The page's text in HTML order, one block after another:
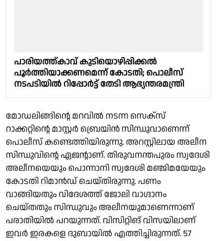
പാരിയത്ത്കാവ് കുടിയൊഴിപ്പിക്കൽ
പൂർത്തിയാക്കണമെന്ന് കോടതി; പൊലീസ്
നടപടിയിൽ റിപ്പോർട്ട് തേടി ആഭ്യന്തരമന്ത്രി
മോഡലിങ്ങിൻ്റെ മറവിൽ നടന്ന സെക്സ്
റാക്കറ്റിൻ്റെ മാസ്റ്റർ ബ്രെയിൻ സിന്ധുവാണെന്ന്
പൊലീസ് കണ്ടെത്തിയിരുന്നു. അറസ്റ്റിലായ അലീന
സിന്ധുവിന്റെ ഏജൻ്റാണ്. തിരുവനന്തപുരം സ്വദേശി
അലീനയെയും പൊന്നാനി സ്വദേശി മഞ്ജിമയേയും
കോടതി റിമാൻഡ് ചെയ്തിരുന്നു. പണം
വാങ്ങിയതും വിദേശത്ത് ജോലി വാഗ്ദാനം
ചെയ്തതും സിന്ധുവും അലീനയുമാണെന്നാണ്
പരാതിയില്‍ പറയുന്നത്. വിസിറ്റിങ് വിസയിലാണ്
ഇവർ ഇരകളെ ദുബായിൽ എത്തിച്ചിരുന്നത്. 57